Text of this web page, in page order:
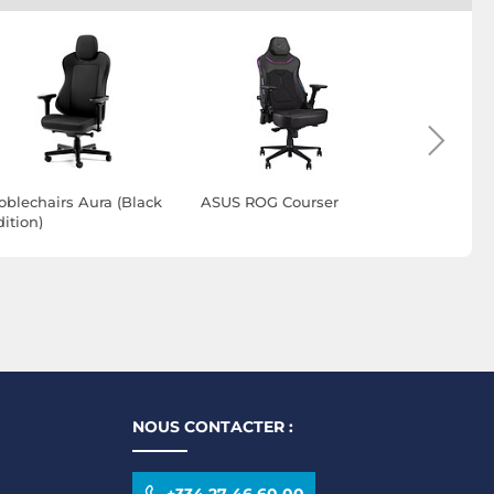
Aura (Black
ASUS ROG Courser
NOUS CONTACTER :